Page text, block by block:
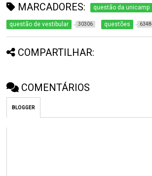
MARCADORES: questão da unicamp
questão de vestibular 30306 questões
COMPARTILHAR:
COMENTÁRIOS
BLOGGER